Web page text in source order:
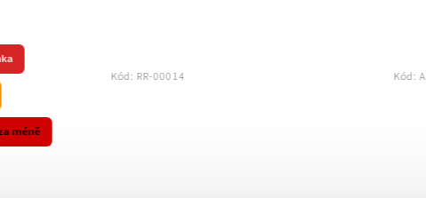
méně
Kód: RR-00014 Kód: